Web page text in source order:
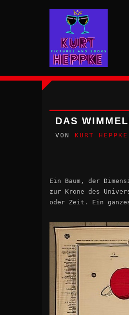
DAS
VON KURT HEPPKE
Ein Baum, der
zur Krone des
oder Zeit. Ein ganzes